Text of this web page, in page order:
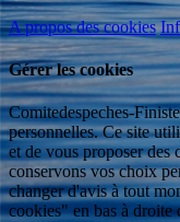
A propos des cookies
Gérer les cookies
Comitedespeches-
personnelles. Ce site
et de vous proposer des
conservons vos choix
changer d'avis à tout
cookies" en bas à droite